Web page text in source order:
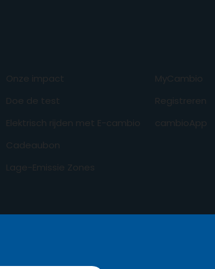
Onze impact
Doe de test
Elektrisch rijden met E-cambio
Cadeaubon
Lage-Emissie Zones
MyCambio
Registreren
cambioApp